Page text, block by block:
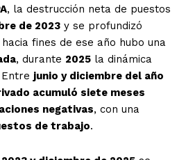
, la destrucción neta de puestos
de 2023 y se profundizó
hacia fines de ese año hubo una
, durante 2025 la dinámica
junio y diciembre del año
acumuló siete meses
negativas, con una
de trabajo.